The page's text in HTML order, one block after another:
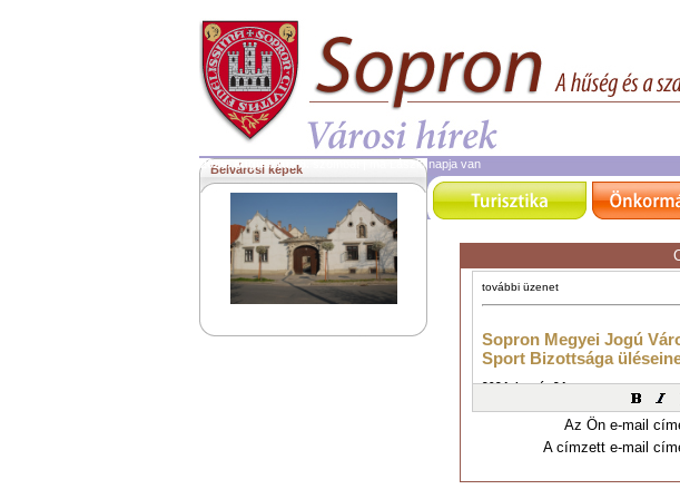
2026. augusztus 8.szombat | ma László napja van
Belvárosi képek
Az Ön e-mail
A címzett e-mail